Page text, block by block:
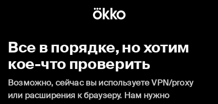
Все в порядке, но хотим
кое-что проверить
Возможно, сейчас вы используете VPN/proxy
или расширения к браузеру. Нам нужно